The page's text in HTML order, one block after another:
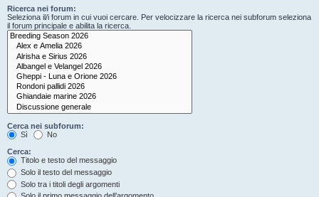
Ricerca nei forum:
Seleziona il/i forum in cui vuoi cercare. Per velocizzare la ricerca nei subforum seleziona
il forum principale e abilita la ricerca.
Cerca nei subforum:
Sì
No
Cerca:
Titolo e testo del messaggio
Solo il testo del messaggio
Solo tra i titoli degli argomenti